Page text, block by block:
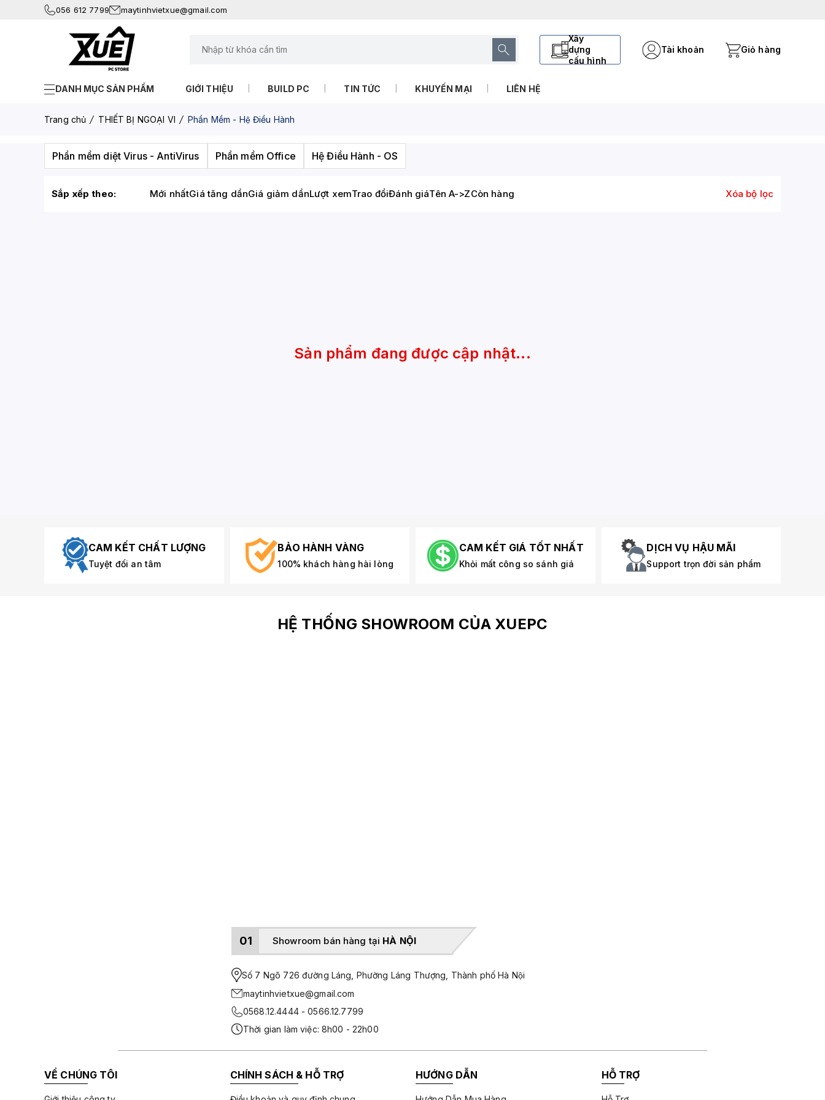
056 612 7799 maytinhvietxue@gmail.com
Xây
dựng
cấu hình
Tài khoản Giỏ hàng
DANH MỤC SẢN PHẨM GIỚI THIỆU BUILD PC TIN TỨC KHUYẾN MẠI LIÊN HỆ
Trang chủ THIẾT BỊ NGOẠI VI Phần Mềm - Hệ Điều Hành
Phần mềm diệt Virus - AntiVirus Phần mềm Office Hệ Điều Hành - OS
Sắp xếp theo: Mới nhấtGiá tăng dầnGiá giảm dầnLượt xemTrao đổiĐánh giáTên A->ZCòn hàng Xóa bộ lọc
Sản phẩm đang được cập nhật...
CAM KẾT CHẤT LƯỢNG
Tuyệt đối an tâm
BẢO HÀNH VÀNG
100% khách hàng hài lòng
CAM KẾT GIÁ TỐT NHẤT
Khỏi mất công so sánh giá
DỊCH VỤ HẬU MÃI
Support trọn đời sản phẩm
HỆ THỐNG SHOWROOM CỦA XUEPC
01 Showroom bán hàng tại HÀ NỘI
Số 7 Ngõ 726 đường Láng, Phường Láng Thượng, Thành phố Hà Nội
maytinhvietxue@gmail.com
0568.12.4444 - 0566.12.7799
Thời gian làm việc: 8h00 - 22h00
VỀ CHÚNG TÔI CHÍNH SÁCH & HỖ TRỢ HƯỚNG DẪN HỖ TRỢ